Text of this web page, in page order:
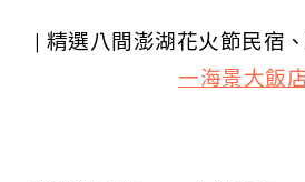
| 精選八間澎湖花火節民宿
一海景大飯